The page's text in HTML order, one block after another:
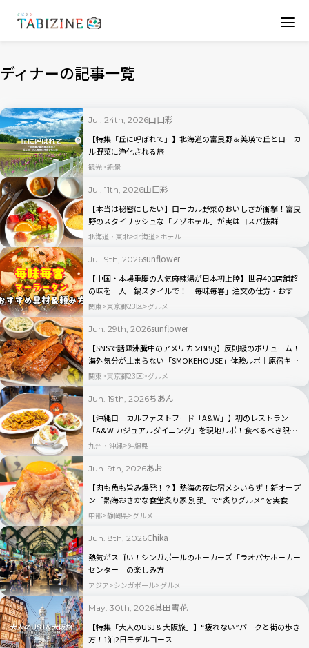
ディナーの記事一覧
Jul. 24th, 2026山口彩
【特集「丘に呼ばれて」】北海道の富良野＆美瑛で丘とローカ
ル野菜に浄化される旅
観光 絶景
Jul. 11th, 2026山口彩
【本当は秘密にしたい】ローカル野菜のおいしさが衝撃！富良
野のスタイリッシュな「ノゾホテル」が実はコスパ抜群
北海道・東北 北海道 ホテル
Jul. 9th, 2026sunflower
【中国・本場重慶の人気麻辣湯が日本初上陸】世界400店舗超
の味を一人一鍋スタイルで！「毎味毎客」注文の仕方・おすす
め具材を徹底解説
関東 東京都23区 グルメ
Jun. 29th, 2026sunflower
【SNSで話題沸騰中のアメリカンBBQ】反則級のボリューム！
海外気分が止まらない「SMOKEHOUSE」体験ルポ｜原宿キャ
ットストリート
関東 東京都23区 グルメ
Jun. 19th, 2026ちあん
【沖縄ローカルファストフード「A&W」】初のレストラン
「A&W カジュアルダイニング」を現地ルポ！食べるべき限定
メニューおすすめ5選
九州・沖縄 沖縄県
Jun. 9th, 2026あお
【肉も魚も旨み爆発！？】熱海の夜は宿メシいらず！新オープ
ン「熱海おさかな食堂炙り家 別邸」で“炙りグルメ”を実食
中部 静岡県 グルメ
Jun. 8th, 2026Chika
熱気がスゴい！シンガポールのホーカーズ「ラオパサホーカー
センター」の楽しみ方
アジア シンガポール グルメ
May. 30th, 2026其田雪花
【特集「大人のUSJ＆大阪旅」】“疲れない”パークと街の歩き
方！1泊2日モデルコース